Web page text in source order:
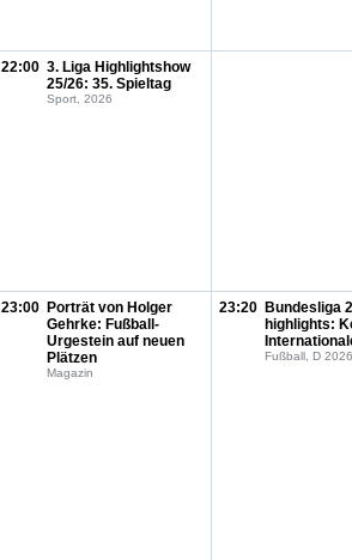
22:00 3. Liga Highlightshow
25/26: 35. Spieltag
Sport, 2026
23:00 Porträt von Holger
Gehrke: Fußball-
Urgestein auf neuen
Plätzen
Magazin
23:20 Bundesliga
highlights:
Fußball, D 2026